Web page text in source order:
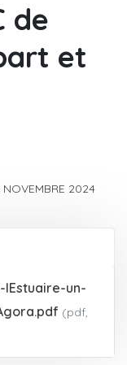
de
et
NOVEMBRE 2024
lEstuaire-un-
(pdf,